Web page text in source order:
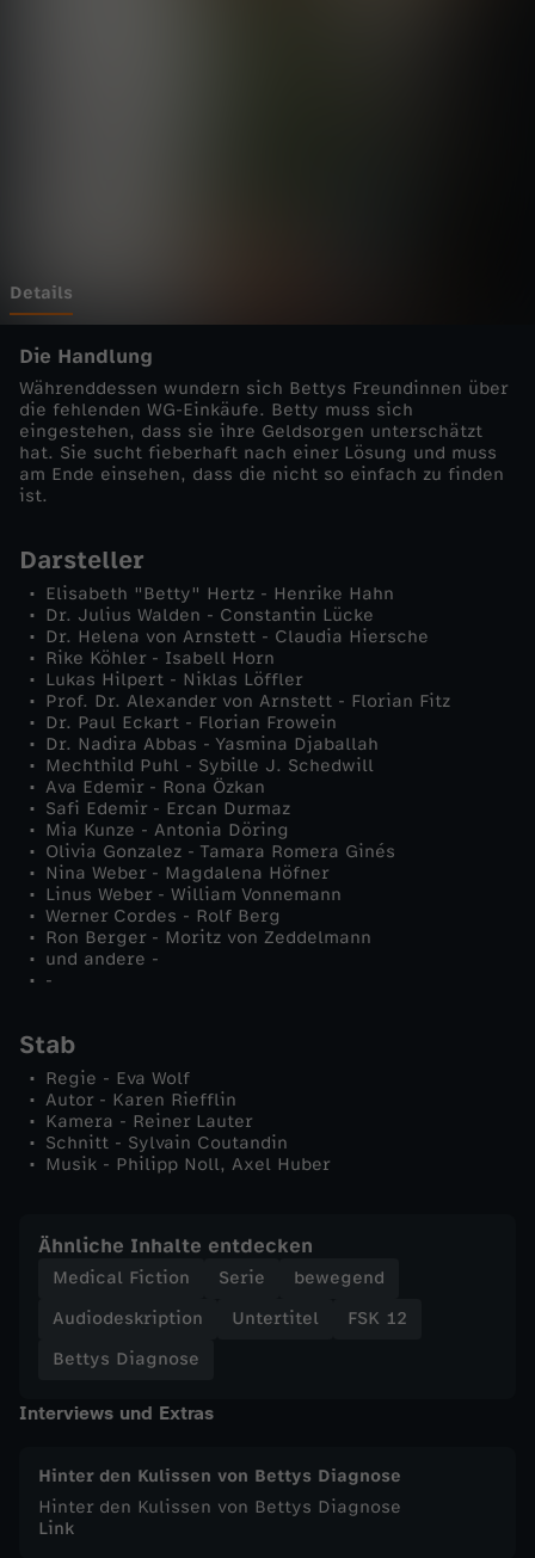
s
e
-
L
e
b
e
s
k
u
m
e
r
l
h
n
i
Details
Die Handlung
Währenddessen wundern sich Bettys Freundinnen über
die fehlenden WG-Einkäufe. Betty muss sich
eingestehen, dass sie ihre Geldsorgen unterschätzt
hat. Sie sucht fieberhaft nach einer Lösung und muss
am Ende einsehen, dass die nicht so einfach zu finden
ist.
Darsteller
Elisabeth "Betty" Hertz - Henrike Hahn
Dr. Julius Walden - Constantin Lücke
Dr. Helena von Arnstett - Claudia Hiersche
Rike Köhler - Isabell Horn
Lukas Hilpert - Niklas Löffler
Prof. Dr. Alexander von Arnstett - Florian Fitz
Dr. Paul Eckart - Florian Frowein
Dr. Nadira Abbas - Yasmina Djaballah
Mechthild Puhl - Sybille J. Schedwill
Ava Edemir - Rona Özkan
Safi Edemir - Ercan Durmaz
Mia Kunze - Antonia Döring
Olivia Gonzalez - Tamara Romera Ginés
Nina Weber - Magdalena Höfner
Linus Weber - William Vonnemann
Werner Cordes - Rolf Berg
Ron Berger - Moritz von Zeddelmann
und andere -
-
Stab
Regie - Eva Wolf
Autor - Karen Riefflin
Kamera - Reiner Lauter
Schnitt - Sylvain Coutandin
Musik - Philipp Noll, Axel Huber
Ähnliche Inhalte entdecken
Medical Fiction Serie
bewegend
Audiodeskription
Untertitel
FSK 12
Bettys Diagnose
Interviews und Extras
Hinter den Kulissen von Bettys Diagnose
Hinter den Kulissen von Bettys Diagnose
Link